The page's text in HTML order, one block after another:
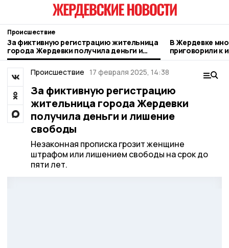
Происшествие
За фиктивную регистрацию жительница
города Жердевки получила деньги и
лишение свободы
В Жердевке
приговорили к
за неуплату
Происшествие 17 февраля 2025, 14:38
За фиктивную регистрацию
жительница города Жердевки
получила деньги и лишение
свободы
Незаконная прописка грозит женщине
штрафом или лишением свободы на срок до
пяти лет.